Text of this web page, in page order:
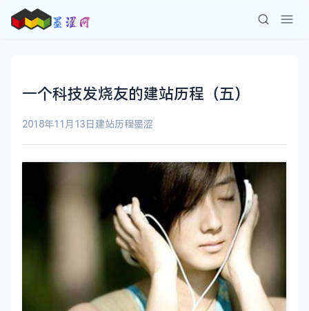
一个科技发烧友的建站历程（五）
2018年11月13日建站历程墨涩